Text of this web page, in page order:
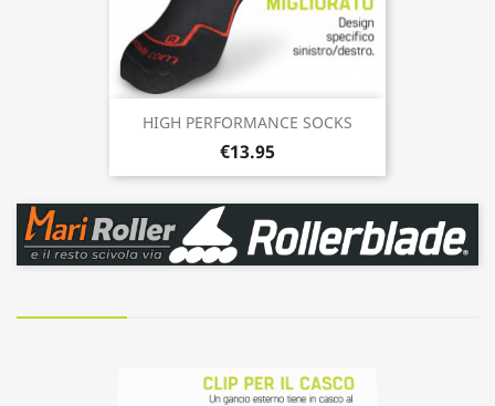
HIGH PERFORMANCE SOCKS
€13.95